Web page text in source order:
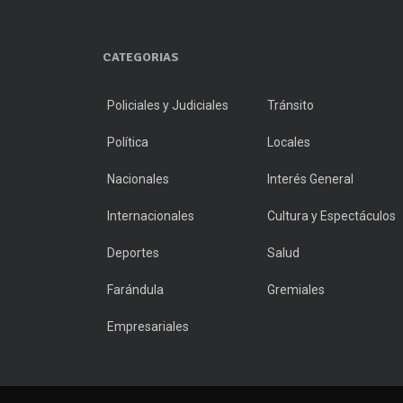
CATEGORIAS
Policiales y Judiciales Tránsito
Política Locales
Nacionales Interés General
Internacionales Cultura y Espectáculos
Deportes Salud
Farándula Gremiales
Empresariales